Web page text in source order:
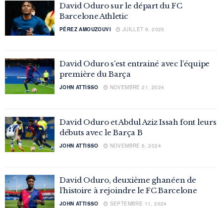
David Oduro sur le départ du FC
Barcelone Athletic
PÉREZ AMOUZOUVI JUILLET 9, 2025
David Oduro s’est entrainé avec l’équipe
première du Barça
JOHN ATTISSO NOVEMBRE 21, 2024
David Oduro et Abdul Aziz Issah font leurs
débuts avec le Barça B
JOHN ATTISSO NOVEMBRE 6, 2024
David Oduro, deuxième ghanéen de
l’histoire à rejoindre le FC Barcelone
JOHN ATTISSO SEPTEMBRE 11, 2024